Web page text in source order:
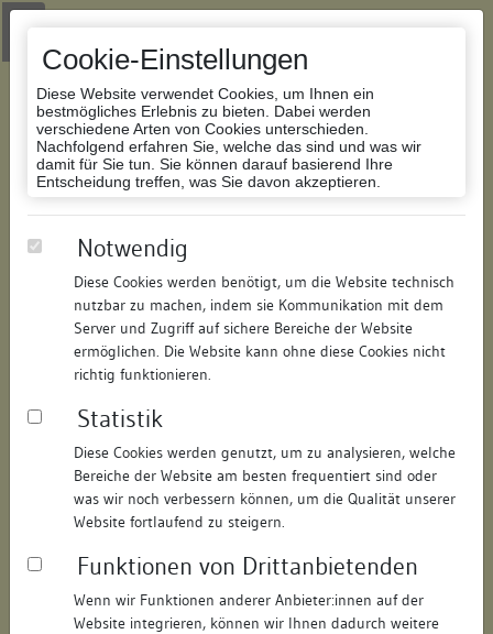
Cookie-Einstellungen
Diese Website verwendet Cookies, um Ihnen ein
bestmögliches Erlebnis zu bieten. Dabei werden
verschiedene Arten von Cookies unterschieden.
Nachfolgend erfahren Sie, welche das sind und was wir
damit für Sie tun. Sie können darauf basierend Ihre
Entscheidung treffen, was Sie davon akzeptieren.
Notwendig
Diese Cookies werden benötigt, um die Website technisch
nutzbar zu machen, indem sie Kommunikation mit dem
Server und Zugriff auf sichere Bereiche der Website
ermöglichen. Die Website kann ohne diese Cookies nicht
richtig funktionieren.
Statistik
Diese Cookies werden genutzt, um zu analysieren, welche
Bereiche der Website am besten frequentiert sind oder
was wir noch verbessern können, um die Qualität unserer
Website fortlaufend zu steigern.
Funktionen von Drittanbietenden
Wenn wir Funktionen anderer Anbieter:innen auf der
Website integrieren, können wir Ihnen dadurch weitere
Zur Navigation springen
Zum Inhalt der Website springen
Datenbank Bauforschung/Restaurierung
150701197312/Datum:18.06.2017
Datenbestand:
Bauforschung und Restaurierung
Als PDF herunterladen:
Objektdaten
Straße: Schlossgasse
Hausnummer: keine
Postleitzahl: 74354
Stadt-Teilort: Besigheim